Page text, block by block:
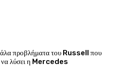
προβλήματα του Russell που
να λύσει η Mercedes